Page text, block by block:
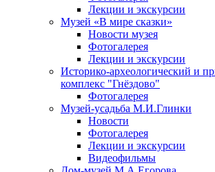
Лекции и экскурсии
Музей «В мире сказки»
Новости музея
Фотогалерея
Лекции и экскурсии
Историко-археологический и
комплекс "Гнёздово"
Фотогалерея
Музей-усадьба М.И.Глинки
Новости
Фотогалерея
Лекции и экскурсии
Видеофильмы